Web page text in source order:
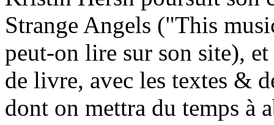
Strange Angels ("This
peut-on lire sur son site),
de livre, avec les textes &
dont on mettra du temps à